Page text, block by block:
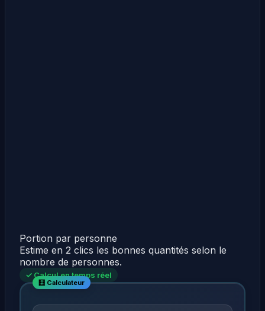
Portion par personne
Estime en 2 clics les bonnes quantités selon le
nombre de personnes.
✓ Calcul en temps réel